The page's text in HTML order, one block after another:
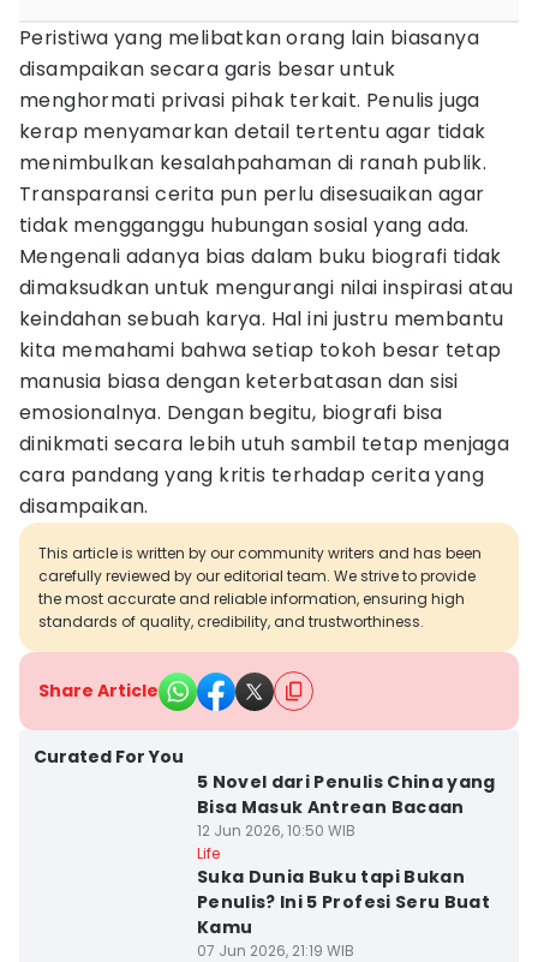
Peristiwa yang melibatkan orang lain biasanya
disampaikan secara garis besar untuk
menghormati privasi pihak terkait. Penulis juga
kerap menyamarkan detail tertentu agar tidak
menimbulkan kesalahpahaman di ranah publik.
Transparansi cerita pun perlu disesuaikan agar
tidak mengganggu hubungan sosial yang ada.
Mengenali adanya bias dalam buku biografi tidak
dimaksudkan untuk mengurangi nilai inspirasi atau
keindahan sebuah karya. Hal ini justru membantu
kita memahami bahwa setiap tokoh besar tetap
manusia biasa dengan keterbatasan dan sisi
emosionalnya. Dengan begitu, biografi bisa
dinikmati secara lebih utuh sambil tetap menjaga
cara pandang yang kritis terhadap cerita yang
disampaikan.
This article is written by our community writers and has been
carefully reviewed by our editorial team. We strive to provide
the most accurate and reliable information, ensuring high
standards of quality, credibility, and trustworthiness.
Share Article
Curated For You
5 Novel dari Penulis China yang
Bisa Masuk Antrean Bacaan
12 Jun 2026, 10:50 WIB
Life
Suka Dunia Buku tapi Bukan
Penulis? Ini 5 Profesi Seru Buat
Kamu
07 Jun 2026, 21:19 WIB